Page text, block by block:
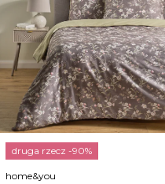
druga rzecz -90%
home&you